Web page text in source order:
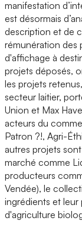
manifestation
est désormais
description et de
rémunération des
d'affichage à
projets déposés,
les projets
secteur laitier,
Union et Max
acteurs du
Patron ?!, Agri-
autres projets
marché comme
producteurs
Vendée), le
ingrédients et leur
d'agriculture